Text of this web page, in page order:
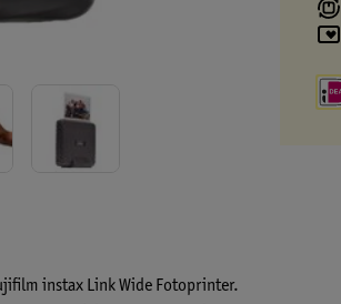
instax Link Wide Fotoprinter.